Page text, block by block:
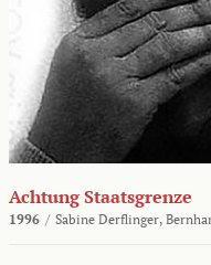
Achtung Staatsgrenze
1996 / Sabine Derflinger,